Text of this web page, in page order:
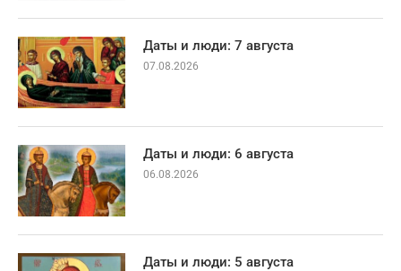
Даты и люди: 7 августа
07.08.2026
Даты и люди: 6 августа
06.08.2026
Даты и люди: 5 августа